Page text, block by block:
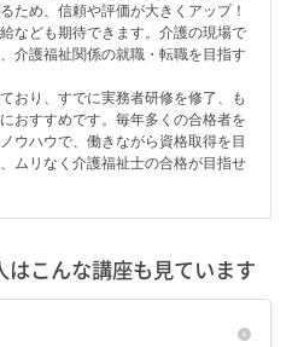
ため、信頼や評価が大きくアップ！
なども期待できます。介護の現場で
介護福祉関係の就職・転職を目指す
おり、すでに実務者研修を修了、も
おすすめです。毎年多くの合格者を
ウハウで、働きながら資格取得を目
ムリなく介護福祉士の合格が目指せ
はこんな講座も見ています